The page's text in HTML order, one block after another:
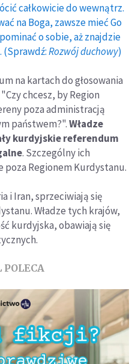
całkowicie do wewnątrz.
na Boga, zawsze mieć Go
o sobie, aż znajdzie
(Sprawdź:Rozwój duchowy)
na kartach do głosowania
chcesz, by Region
poza administracją
państwem?".Władze
kurdyjskie referendum
. Szczególny ich
poza Regionem Kurdystanu.
i Iran, sprzeciwiają się
Władze tych krajów,
kurdyjska, obawiają się
POLECA